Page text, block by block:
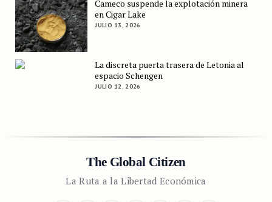
Cameco suspende la explotación minera
en Cigar Lake
JULIO 13, 2026
La discreta puerta trasera de Letonia al
espacio Schengen
JULIO 12, 2026
The Global Citizen
La Ruta a la Libertad Económica